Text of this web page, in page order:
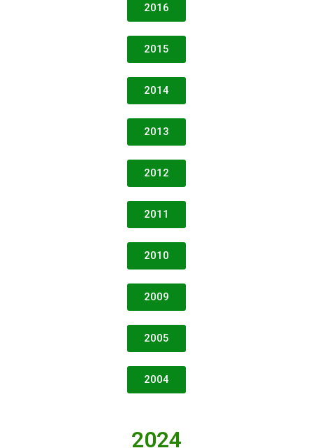
2016
2015
2014
2013
2012
2011
2010
2009
2005
2004
2024